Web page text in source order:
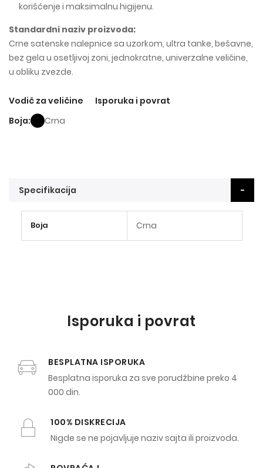
korišćenje i maksimalnu higijenu.
Standardni naziv proizvoda:
Crne satenske nalepnice sa uzorkom, ultra tanke, bešavne,
bez gela u osetljivoj zoni, jednokratne, univerzalne veličine,
u obliku zvezde.
Vodič za veličine
Isporuka i povrat
Boja
Crna
Specifikacija
informacija
Boja Crna
Isporuka i povrat
BESPLATNA ISPORUKA
Besplatna isporuka za sve porudžbine preko 4
000 din.
100% DISKRECIJA
Nigde se ne pojavljuje naziv sajta ili proizvoda.